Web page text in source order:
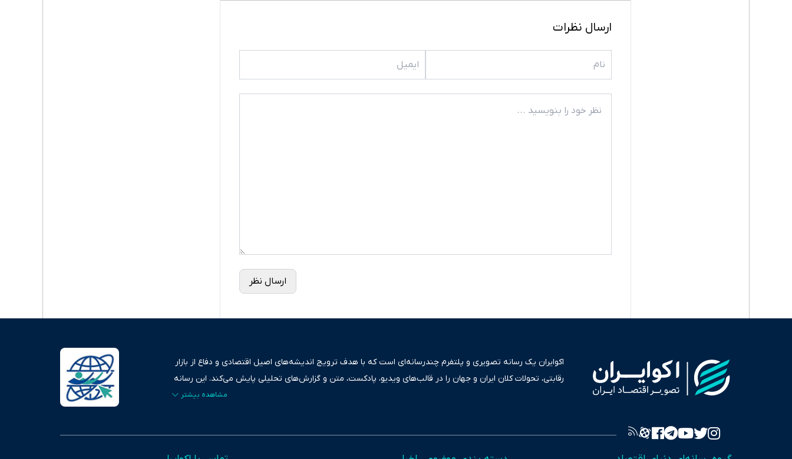
ارسال نظرات
ارسال نظر
اکوایران یک رسانه تصویری و پلتفرم چندرسانه‌ای است که با هدف ترویج اندیشه‌های اصیل اقتصادی و دفاع از بازار
رقابتی، تحولات کلان ایران و جهان را در قالب‌های ویدیو، پادکست، متن و گزارش‌های تحلیلی پایش می‌کند. این رسانه
به عنوان منبعی دقیق و قابل اعتماد، فراتر از اطلاع‌رسانی صرف، به تبیین سیاست‌ها و کارکردهای بازارهای مالی،